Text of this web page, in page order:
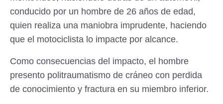
conducido por un hombre de 26 años de edad,
quien realiza una maniobra imprudente, haciendo
que el motociclista lo impacte por alcance.
Como consecuencias del impacto, el hombre
presento politraumatismo de cráneo con perdida
de conocimiento y fractura en su miembro inferior.